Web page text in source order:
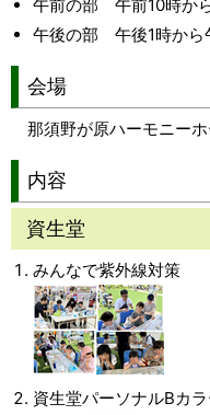
午前の部 午前10時か
午後の部 午後1時から
会場
那須野が原ハーモニー
内容
資生堂
みんなで紫外線対策
資生堂パーソナルBカ